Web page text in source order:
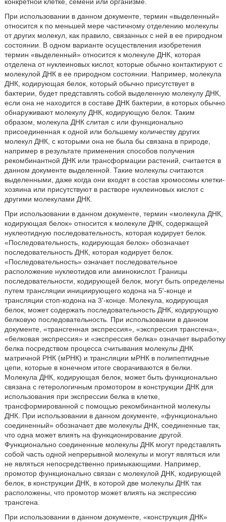
При использовании в данном документе, термин «выделенный»
относится к по меньшей мере частичному отделению молекулы
от других молекул, как правило, связанных с ней в ее природном
состоянии. В одном варианте осуществления изобретения
термин «выделенный» относится к молекуле ДНК, которая
отделена от нуклеиновых кислот, которые обычно контактируют с
молекулой ДНК в ее природном состоянии. Например, молекула
ДНК, кодирующая белок, который обычно присутствует в
бактерии, будет представлять собой выделенную молекулу ДНК,
если она не находится в составе ДНК бактерии, в которых обычно
обнаруживают молекулу ДНК, кодирующую белок. Таким
образом, молекула ДНК слитая с или функционально
присоединенная к одной или большему количеству других
молекул ДНК, с которыми она не была бы связана в природе,
например в результате применения способов получения
рекомбинантной ДНК или трансформации растений, считается в
данном документе выделенной. Такие молекулы считаются
выделенными, даже когда они входят в состав хромосомы клетки-
хозяина или присутствуют в растворе нуклеиновых кислот с
другими молекулами ДНК.
При использовании в данном документе, термин «молекула ДНК,
кодирующая белок» относится к молекуле ДНК, содержащей
нуклеотидную последовательность, которая кодирует белок.
«Последовательность, кодирующая белок» обозначает
последовательность ДНК, которая кодирует белок.
«Последовательность» означает последовательное
расположение нуклеотидов или аминокислот. Границы
последовательности, кодирующей белок, могут быть определены
путем трансляции инициирующего кодона на 5'-конце и
трансляции стоп-кодона на 3'-конце. Молекула, кодирующая
белок, может содержать последовательность ДНК, кодирующую
белковую последовательность. При использовании в данном
документе, «трансгенная экспрессия», «экспрессия трансгена»,
«белковая экспрессия» и «экспрессия белка» означает выработку
белка посредством процесса считывания молекулы ДНК
матричной РНК (мРНК) и трансляции мРНК в полипептидные
цепи, которые в конечном итоге сворачиваются в белки.
Молекула ДНК, кодирующая белок, может быть функционально
связана с гетерологичным промотором в конструкции ДНК для
использования при экспрессии белка в клетке,
трансформированной с помощью рекомбинантной молекулы
ДНК. При использовании в данном документе, «функционально
соединенный» обозначает две молекулы ДНК, соединенные так,
что одна может влиять на функционирование другой.
Функционально соединенные молекулы ДНК могут представлять
собой часть одной непрерывной молекулы и могут являться или
не являться непосредственно примыкающими. Например,
промотор функционально связан с молекулой ДНК, кодирующей
белок, в конструкции ДНК, в которой две молекулы ДНК так
расположены, что промотор может влиять на экспрессию
трансгена.
При использовании в данном документе, «конструкция ДНК»